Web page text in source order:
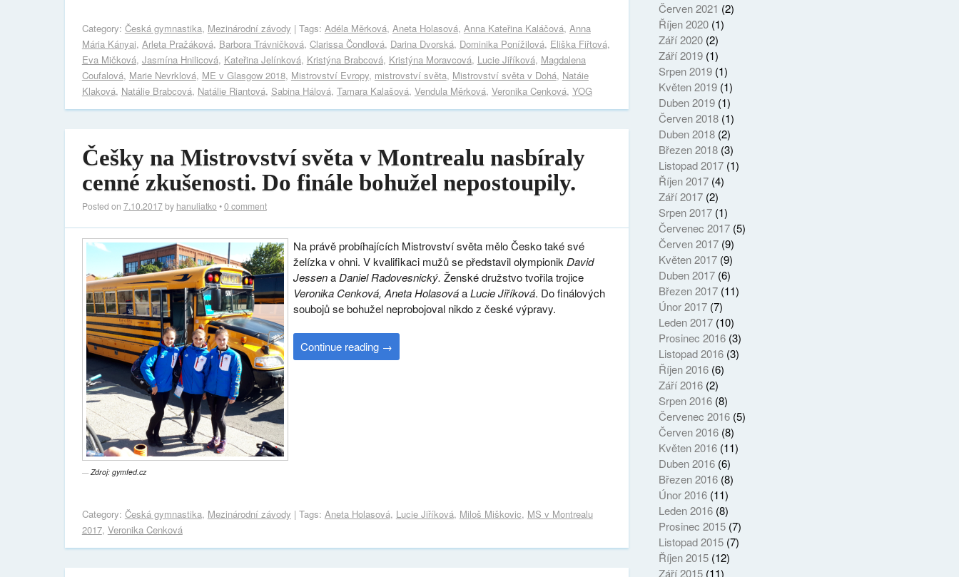
Category: Česká gymnastika, Mezinárodní závody | Tags: Adéla Měrková, Aneta Holasová, Anna Kateřina Kaláčová, Anna
Mária Kányai, Arleta Pražáková, Barbora Trávničková, Clarissa Čondlová, Darina Dvorská, Dominika Ponížilová, Eliška Fiřtová,
Eva Mičková, Jasmína Hnilicová, Kateřina Jelínková, Kristýna Brabcová, Kristýna Moravcová, Lucie Jiříková, Magdalena
Coufalová, Marie Nevrklová, ME v Glasgow 2018, Mistrovství Evropy, mistrovství světa, Mistrovství světa v Dohá, Natáie
Klaková, Natálie Brabcová, Natálie Riantová, Sabina Hálová, Tamara Kalašová, Vendula Měrková, Veronika Cenková, YOG
Češky na Mistrovství světa v Montrealu nasbíraly
cenné zkušenosti. Do finále bohužel nepostoupily.
Posted on 7.10.2017by hanuliatko •0 comment
Zdroj: gymfed.cz
Na právě probíhajících Mistrovství světa mělo Česko také své
želízka v ohni. V kvalifikaci mužů se představil olympionik David
Jessena Daniel Radovesnický.Ženské družstvo tvořila trojice
Veronika Cenková, Aneta HolasováaLucie Jiříková. Do finálových
soubojů se bohužel neprobojoval nikdo z české výpravy.
Continue reading →
Category: Česká gymnastika, Mezinárodní závody | Tags: Aneta Holasová, Lucie Jiříková, Miloš Miškovic, MS v Montrealu
2017, Veronika Cenková
Červen 2021 (2)
Říjen 2020(1)
Září 2020(2)
Září 2019(1)
Srpen 2019(1)
Květen 2019(1)
Duben 2019(1)
Červen 2018(1)
Duben 2018(2)
Březen 2018(3)
Listopad 2017(1)
Říjen 2017(4)
Září 2017(2)
Srpen 2017(1)
Červenec 2017(5)
Červen 2017(9)
Květen 2017(9)
Duben 2017(6)
Březen 2017(11)
Únor 2017(7)
Leden 2017(10)
Prosinec 2016(3)
Listopad 2016(3)
Říjen 2016(6)
Září 2016(2)
Srpen 2016(8)
Červenec 2016(5)
Červen 2016(8)
Květen 2016(11)
Duben 2016(6)
Březen 2016(8)
Únor 2016(11)
Leden 2016(8)
Prosinec 2015(7)
Listopad 2015(7)
Říjen 2015(12)
Září 2015(11)